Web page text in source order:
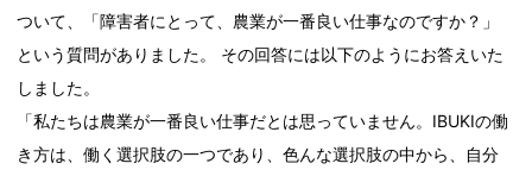
ついて、「障害者にとって、農業が一番良い仕事なのですか？」
という質問がありました。 その回答には以下のようにお答えいた
しました。
「私たちは農業が一番良い仕事だとは思っていません。IBUKIの働
き方は、働く選択肢の一つであり、色んな選択肢の中から、自分